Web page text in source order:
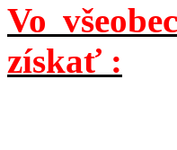
Vo
získať :